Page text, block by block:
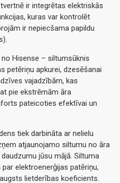
ir integrētas elektriskās
kuras var kontrolēt
ir nepiecšama papildu
Hisense – siltumsūknis
petēriņu apkurei, dzesēšanai
vajadzībām, kas
pie ekstrēmām āra
pateicoties efektīvai un
tiek darbināta ar nelielu
atjaunojamo siltumu no āra
jūsu mājā. Siltuma
elektroenerģijas patēriņu,
lietderības koeficients.